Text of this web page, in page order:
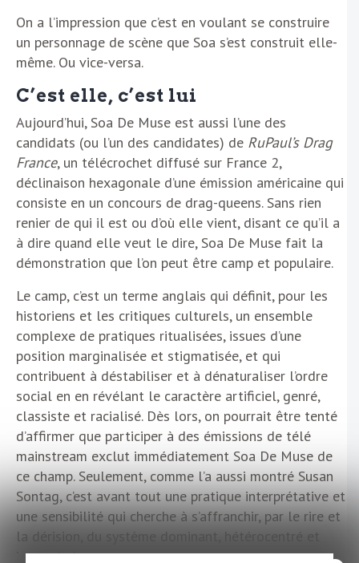
On a l’impression que c’est en voulant se construire
un personnage de scène que Soa s’est construit elle-
même. Ou vice-versa.
C’est elle, c’est lui
Aujourd’hui, Soa De Muse est aussi l’une des
candidats (ou l’un des candidates) de RuPaul’s Drag
France, un télécrochet diffusé sur France 2,
déclinaison hexagonale d’une émission américaine qui
consiste en un concours de drag-queens. Sans rien
renier de qui il est ou d’où elle vient, disant ce qu’il a
à dire quand elle veut le dire, Soa De Muse fait la
démonstration que l’on peut être camp et populaire.
Le camp, c’est un terme anglais qui définit, pour les
historiens et les critiques culturels, un ensemble
complexe de pratiques ritualisées, issues d’une
position marginalisée et stigmatisée, et qui
contribuent à déstabiliser et à dénaturaliser l’ordre
social en en révélant le caractère artificiel, genré,
classiste et racialisé. Dès lors, on pourrait être tenté
d’affirmer que participer à des émissions de télé
mainstream exclut immédiatement Soa De Muse de
ce champ. Seulement, comme l’a aussi montré Susan
Sontag, c’est avant tout une pratique interprétative et
une sensibilité qui cherche à s’affranchir, par le rire et
la dérision, du système dominant, hétérocentré et
homophobe.